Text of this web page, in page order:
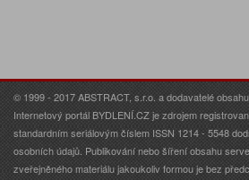
© 1999 - 2017 ABSTRACT, s.r.o. a dodavatelé
Internetový portál BYDLENÍ.CZ je zdrojem
standardním seriálovým číslem ISSN 1214 - 5548
osobních údajů. Publikování nebo šíření obsahu
zveřejněného materiálu jakoukoliv formou je bez